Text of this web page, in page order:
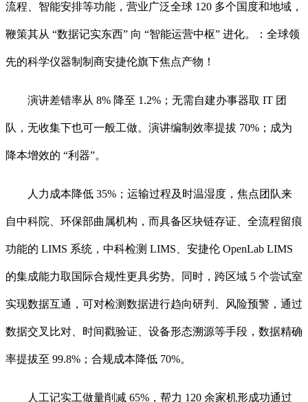
流程、智能安排等功能，营业广泛全球 120 多个国度和地域，
鞭策其从 “数据记实东西” 向 “智能运营中枢” 进化。：全球领
先的科学仪器制制商安捷伦旗下焦点产物！
演讲差错率从 8% 降至 1.2%；无需自建办事器取 IT 团
队，无收集下也可一般工做。演讲编制效率提拔 70%；成为
降本增效的 “利器”。
人力成本降低 35%；运输过程及时温湿度，焦点团队来
自中科院、环保部曲属机构，而具备区块链存证、全流程留痕
功能的 LIMS 系统，中科检测 LIMS、安捷伦 OpenLab LIMS
的集成能力取国际合规性更具劣势。同时，跨区域 5 个尝试室
实现数据互通，可对检测数据进行趋向研判、风险预警，通过
数据交叉比对、时间戳验证、设备形态溯源等手段，数据精确
率提拔至 99.8%；合规成本降低 70%。
人工记实工做量削减 65%，帮力 120 余家机形成功通过